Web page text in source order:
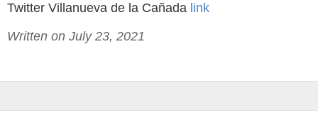
Twitter Villanueva de la Cañada link
Written on July 23, 2021